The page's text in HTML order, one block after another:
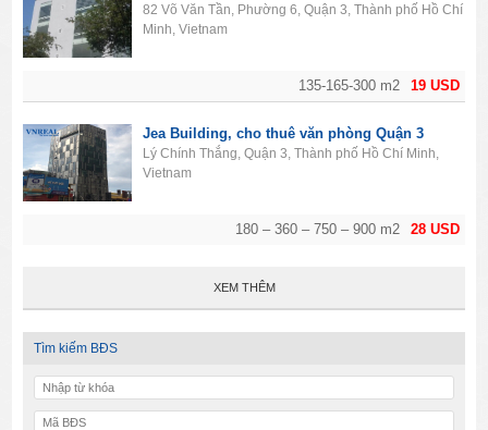
19 USD
135-165-300 m2
82 Võ Văn Tần, Phường 6, Quận 3, Thành phố Hồ Chí
Minh, Vietnam
28 USD
180 – 360 – 750 – 900 m2
Jea Building, cho thuê văn phòng Quận 3
Lý Chính Thắng, Quận 3, Thành phố Hồ Chí Minh,
Vietnam
XEM THÊM
Tìm kiếm BĐS